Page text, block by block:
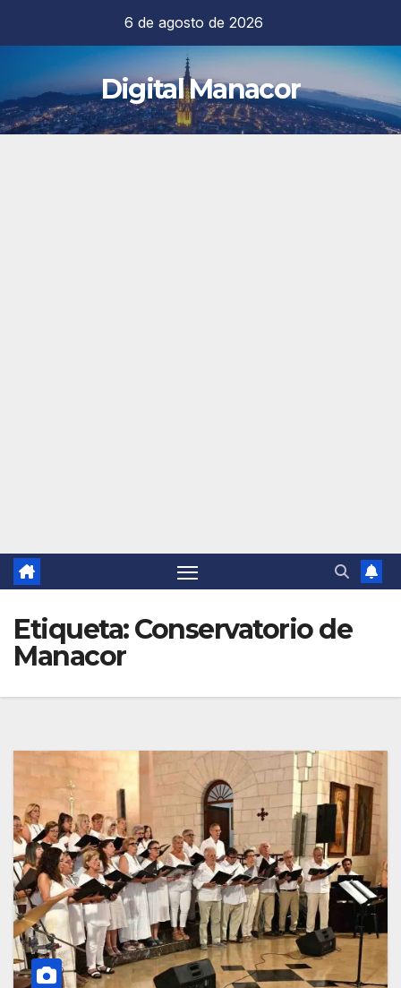
contenido
6 de agosto de 2026
Digital Manacor
Etiqueta:Conservatorio de
Manacor